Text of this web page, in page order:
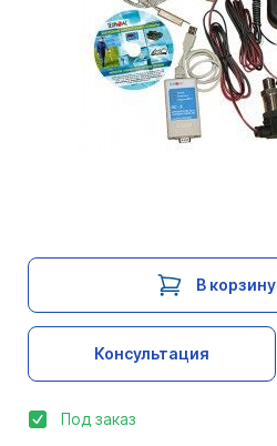
В корзину
Консультация
Под заказ